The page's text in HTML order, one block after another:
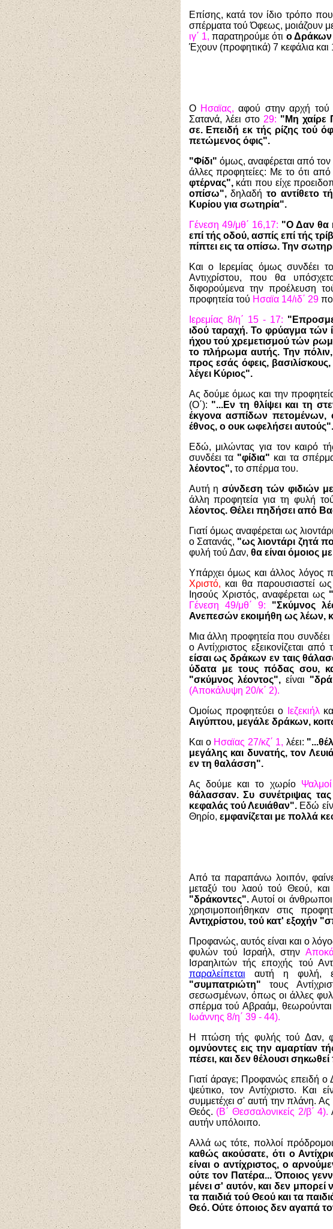
Επίσης, κατά τον ίδιο τρόπο
σπέρματα τού Όφεως, μοιάζουν
ιγ΄ 1,παρατηρούμε ότι ο Δράκων
Έχουν (προφητικά) 7 κεφάλια και
Ο Ησαϊας,αφού στην αρχή τού
Σατανά, λέει στο 29: "Μη χαίρε
σε. Επειδή εκ τής ρίζης τού
πετώμενος όφις".
"Φίδι" όμως, αναφέρεται από τον
άλλες προφητείες: Με το ότι
φτέρνας", κάτι που είχε
οπίσω",δηλαδή το αντίθετο
Κυρίου για σωτηρία".
Γένεση 49/μθ΄ 16,17: "Ο Δαν θα
επί τής οδού, ασπίς επί τής
πίπτει εις τα οπίσω. Την
Και ο Ιερεμίας όμως
Αντιχρίστου, που θα
διφορούμενα την προέλευση
προφητεία τού Ησαϊα 14/ιδ΄ 29
Ιερεμίας 8/η΄ 15 - 17:
ιδού ταραχή. Το φρύαγμα τών
ήχου τού χρεμετισμού τών
το πλήρωμα αυτής. Την πόλιν,
προς εσάς όφεις,
λέγει Κύριος".
Ας δούμε όμως και την
(Ο΄): "...Εν τη θλίψει και τη
έκγονα ασπίδων πετομένων,
έθνος, ο ουκ ωφελήσει αυτούς".
Εδώ, μιλώντας για τον καιρό
συνδέει τα "φίδια" και τα
λέοντος",το σπέρμα του.
Αυτή ησύνδεση τών φιδιών με
άλλη προφητεία για τη φυλή
λέοντος. Θέλει πηδήσει από
Γιατί όμως αναφέρεται ως
ο Σατανάς, "ως λιοντάρι ζητά
φυλή τού Δαν, θα είναι όμοιος
Υπάρχει όμως και άλλος λόγος
Χριστό, και θα παρουσιαστεί
Ιησούς Χριστός, αναφέρεται ως
Γένεση 49/μθ΄ 9:
"Σκύμνος
Ανεπεσών εκοιμήθη ως λέων,
Μια άλλη προφητεία που συνδέει
ο Αντίχριστος εξεικονίζεται
είσαι ως δράκων εν ταις
ύδατα με τους πόδας σου,
"σκύμνος λέοντος", είναι
(Αποκάλυψη 20/κ΄ 2).
Ομοίως προφητεύει ο
Ιεζεκιήλ
Αιγύπτου, μεγάλε δράκων,
Και ο Ησαϊας 27/κζ΄ 1, λέει:
μεγάλης και δυνατής, τον
εν τη θαλάσση".
Ας δούμε και το χωρίο
θάλασσαν. Συ συνέτριψας
κεφαλάς τού Λευιάθαν". Εδώ
Θηρίο, εμφανίζεται με πολλά
Από τα παραπάνω λοιπόν,
μεταξύ του λαού τού Θεού,
"δράκοντες".Αυτοί οι
χρησιμοποιήθηκαν στις
Αντιχρίστου, τού κατ' εξοχήν
Προφανώς, αυτός είναι και ο
φυλών τού Ισραήλ, στην
Ισραηλιτών τής εποχής τού
παραλείπεται αυτή η φυλή,
"συμπατριώτη" τους
σεσωσμένων, όπως οι άλλες
σπέρμα τού Αβραάμ,
Ιωάννης 8/η΄ 39 - 44).
Η πτώση τής φυλής τού Δαν,
ομνύοντες εις την αμαρτίαν
πέσει, και δεν θέλουσι
Γιατί άραγε; Προφανώς επειδή ο
ψεύτικο, τον Αντίχριστο. Και
συμμετέχει σ' αυτή την πλάνη. Ας
Θεός. (Β΄ Θεσσαλονικείς 2/β΄ 4).
αυτήν υπόλοιπο.
Αλλά ως τότε, πολλοί
καθώς ακούσατε, ότι ο
είναι ο αντίχριστος, ο
ούτε τον Πατέρα... Όποιος
μένει σ' αυτόν, και δεν
τα παιδιά τού Θεού και τα
Θεό. Ούτε όποιος δεν αγαπά